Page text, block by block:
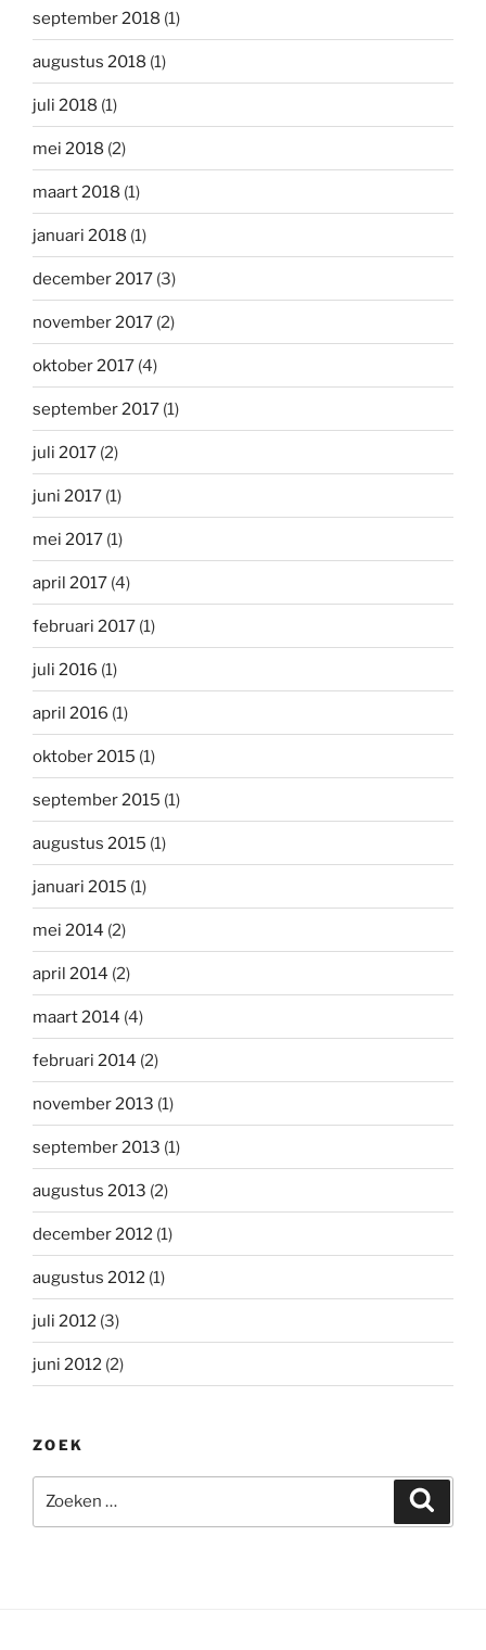
september 2018 (1)
augustus 2018 (1)
juli 2018 (1)
mei 2018 (2)
maart 2018 (1)
januari 2018 (1)
december 2017 (3)
november 2017 (2)
oktober 2017 (4)
september 2017 (1)
juli 2017 (2)
juni 2017 (1)
mei 2017 (1)
april 2017 (4)
februari 2017 (1)
juli 2016 (1)
april 2016 (1)
oktober 2015 (1)
september 2015 (1)
augustus 2015 (1)
januari 2015 (1)
mei 2014 (2)
april 2014 (2)
maart 2014 (4)
februari 2014 (2)
november 2013 (1)
september 2013 (1)
augustus 2013 (2)
december 2012 (1)
augustus 2012 (1)
juli 2012 (3)
juni 2012 (2)
ZOEK
naar: